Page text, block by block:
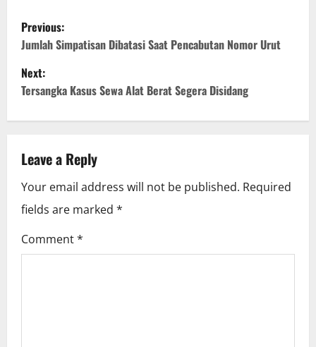
P
o
s
a
v
i
g
Previous:
Jumlah Simpatisan Dibatasi Saat Pencabutan Nomor Urut
Next:
Tersangka Kasus Sewa Alat Berat Segera Disidang
Leave a Reply
Your email address will not be published. Required
fields are marked *
Comment*